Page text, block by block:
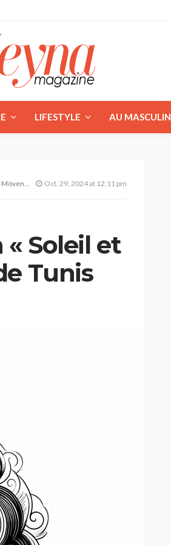
LIFESTYLE AU MASCULIN
Tunis Oct. 29, 2024 at 12:11 pm
« Soleil et
Tunis